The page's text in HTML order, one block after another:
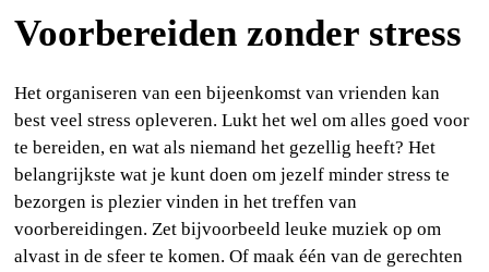
Voorbereiden zonder stress
Het organiseren van een bijeenkomst van vrienden kan
best veel stress opleveren. Lukt het wel om alles goed voor
te bereiden, en wat als niemand het gezellig heeft? Het
belangrijkste wat je kunt doen om jezelf minder stress te
bezorgen is plezier vinden in het treffen van
voorbereidingen. Zet bijvoorbeeld leuke muziek op om
alvast in de sfeer te komen. Of maak één van de gerechten